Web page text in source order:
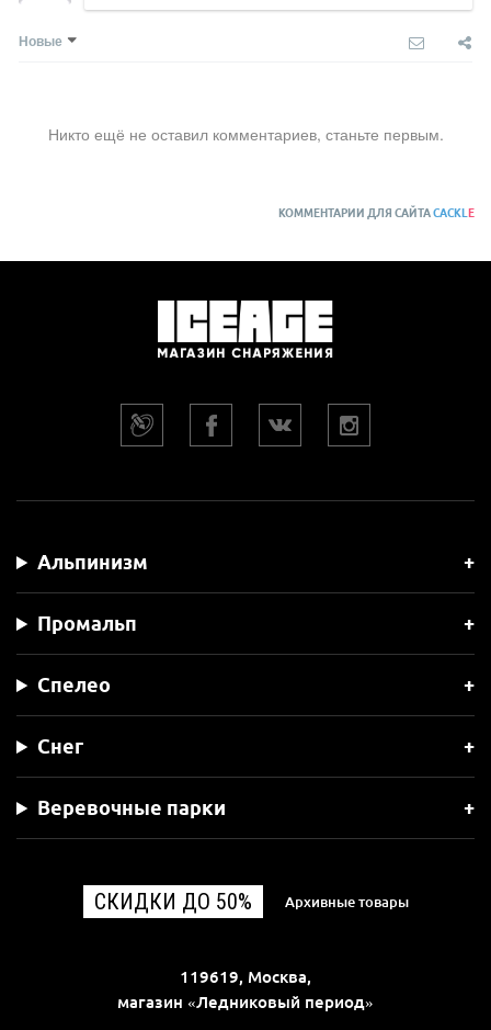
Новые
Никто ещё не оставил комментариев, станьте первым.
КОММЕНТАРИИ ДЛЯ САЙТАCACKLE
Альпинизм
Промальп
Спелео
Снег
Веревочные парки
СКИДКИ ДО 50% Архивные товары
119619, Москва,
магазин «Ледниковый период»